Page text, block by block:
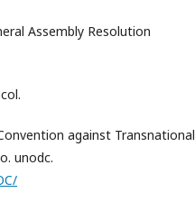
Assembly Resolution
against Transnational
unodc.